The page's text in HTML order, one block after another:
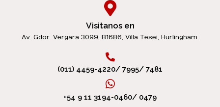
Visitanos en
Av. Gdor. Vergara 3099, B1686, Villa Tesei, Hurlingham.
(011) 4459-4220/ 7995/ 7481
+54 9 11 3194-0460/ 0479